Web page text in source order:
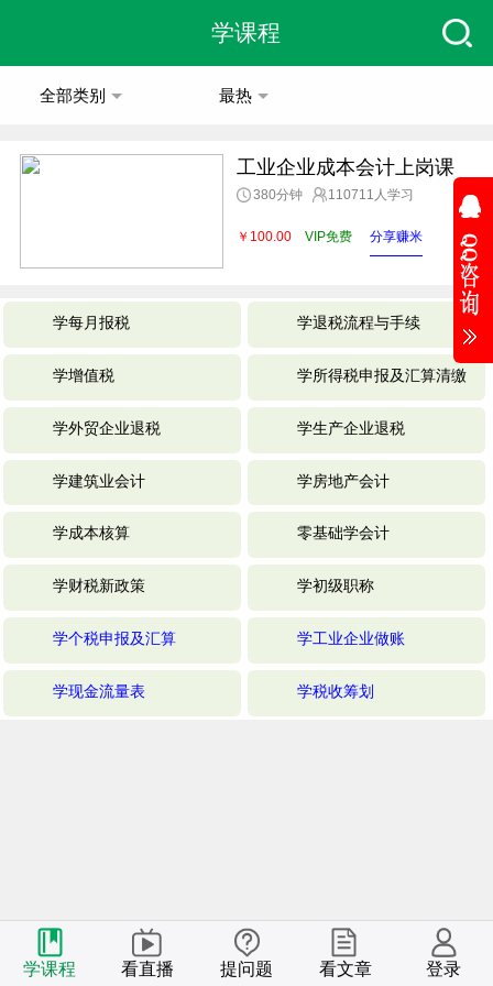
学课程
全部类别 最热
工业企业成本会计上岗课
380分钟 110711人学习
￥100.00 VIP免费 分享赚米
学每月报税 学退税流程与手续
学增值税 学所得税申报及汇算清缴
学外贸企业退税 学生产企业退税
学建筑业会计 学房地产会计
学成本核算 零基础学会计
学财税新政策 学初级职称
学个税申报及汇算 学工业企业做账
学现金流量表 学税收筹划
学课程 看直播 提问题 看文章 登录